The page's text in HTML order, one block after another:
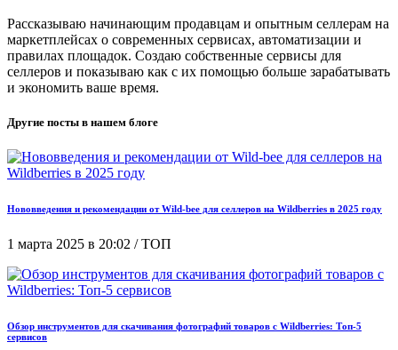
Рассказываю начинающим продавцам и опытным селлерам на
маркетплейсах о современных сервисах, автоматизации и
правилах площадок. Создаю собственные сервисы для
селлеров и показываю как с их помощью больше зарабатывать
и экономить ваше время.
Другие посты в нашем блоге
Нововведения и рекомендации от Wild-bee для селлеров на Wildberries в 2025 году
1 марта 2025 в 20:02 / ТОП
Обзор инструментов для скачивания фотографий товаров с Wildberries: Топ-5
сервисов